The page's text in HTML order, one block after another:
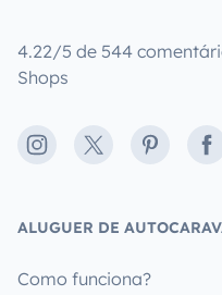
4.22/5 de 544
Shops
Instagram
X Pinterest
ALUGUER DE
Como funciona?